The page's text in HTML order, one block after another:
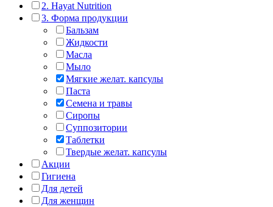
2. Hayat Nutrition
3. Форма продукции
Бальзам
Жидкости
Масла
Мыло
Мягкие желат. капсулы
Паста
Семена и травы
Сиропы
Суппозитории
Таблетки
Твердые желат. капсулы
Акции
Гигиена
Для детей
Для женщин